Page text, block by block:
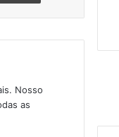
Nosso
as